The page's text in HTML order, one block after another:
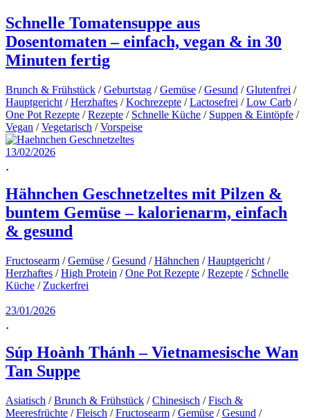
Schnelle Tomatensuppe aus
Dosentomaten – einfach, vegan & in 30
Minuten fertig
Brunch & Frühstück /Geburtstag /Gemüse /Gesund /Glutenfrei /
Hauptgericht /Herzhaftes /Kochrezepte /Lactosefrei /Low Carb /
One Pot Rezepte /Rezepte / Schnelle Küche / Suppen & Eintöpfe /
Vegan /Vegetarisch /Vorspeise
13/02/2026
Hähnchen Geschnetzeltes mit Pilzen &
buntem Gemüse – kalorienarm, einfach
& gesund
Fructosearm /Gemüse /Gesund /Hähnchen /Hauptgericht /
Herzhaftes /High Protein /One Pot Rezepte /Rezepte / Schnelle
Küche / Zuckerfrei
23/01/2026
Súp Hoành Thánh – Vietnamesische Wan
Tan Suppe
Asiatisch /Brunch & Frühstück /Chinesisch /Fisch &
Meeresfrüchte /Fleisch /Fructosearm /Gemüse /Gesund /